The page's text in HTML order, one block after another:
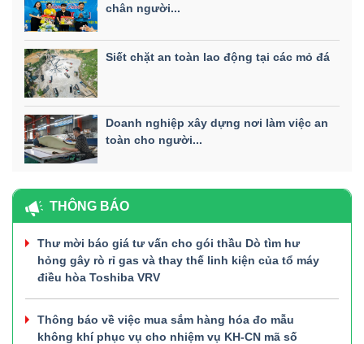
chân người...
Siết chặt an toàn lao động tại các mỏ đá
Doanh nghiệp xây dựng nơi làm việc an
toàn cho người...
THÔNG BÁO
Thư mời báo giá tư vấn cho gói thầu Dò tìm hư
hỏng gây rò rỉ gas và thay thế linh kiện của tổ máy
điều hòa Toshiba VRV
Thông báo về việc mua sắm hàng hóa đo mẫu
không khí phục vụ cho nhiệm vụ KH-CN mã số